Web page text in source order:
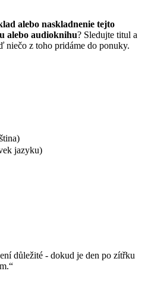
alebo naskladnenie tejto
alebo audioknihu? Sledujte titul a
niečo z toho pridáme do ponuky.
jazyku)
důležité - dokud je den po zítřku